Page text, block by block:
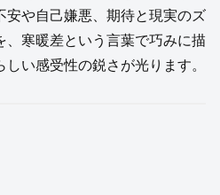
安や自己嫌悪、期待と現実のズ
、寒暖差という言葉で巧みに描
い感受性の鋭さが光ります。